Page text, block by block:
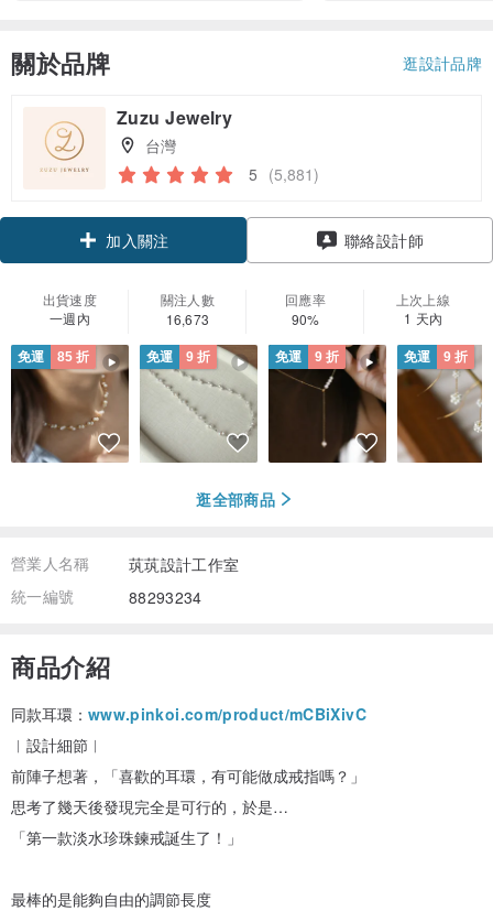
關於品牌 逛設計品牌
Zuzu Jewelry
台灣
5 (5,881)
加入關注
聯絡設計師
出貨速度
一週內
關注人數
16,673
回應率
90%
上次上線
1 天內
免運 85 折 免運 9 折 免運 9 折 免運 9 折
逛全部商品
營業人名稱
茿茿設計工作室
統一編號
88293234
商品介紹
同款耳環： www.pinkoi.com/product/mCBiXivC
︱設計細節︱
前陣子想著，「喜歡的耳環，有可能做成戒指嗎？」
思考了幾天後發現完全是可行的，於是…
「第一款淡水珍珠鍊戒誕生了！」
最棒的是能夠自由的調節長度